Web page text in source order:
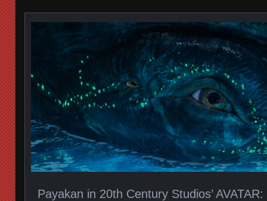
Payakan in 20th Century Studios’